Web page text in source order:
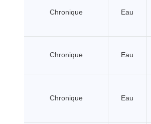
Chronique Eau
Chronique Eau
Chronique Eau